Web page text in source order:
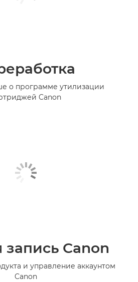
о программе утилизации
Canon
запись Canon
и управление аккаунтом
Canon